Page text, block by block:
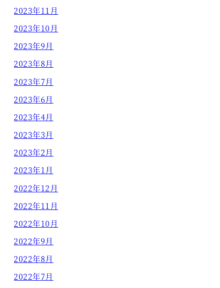
2023年11月
2023年10月
2023年9月
2023年8月
2023年7月
2023年6月
2023年4月
2023年3月
2023年2月
2023年1月
2022年12月
2022年11月
2022年10月
2022年9月
2022年8月
2022年7月